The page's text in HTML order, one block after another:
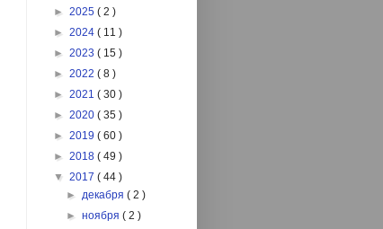
► 2025 ( 2 )
► 2024 ( 11 )
► 2023 ( 15 )
► 2022 ( 8 )
► 2021 ( 30 )
► 2020 ( 35 )
► 2019 ( 60 )
► 2018 ( 49 )
▼ 2017 ( 44 )
►декабря( 2 )
►ноября( 2 )